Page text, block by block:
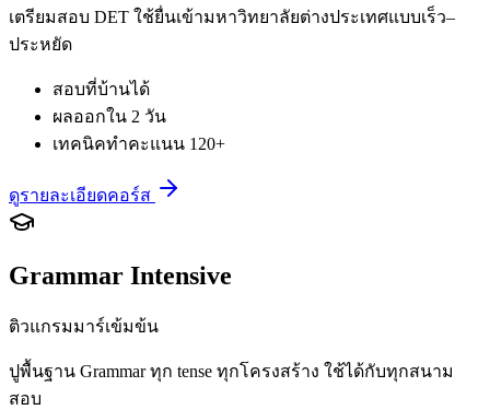
เตรียมสอบ DET ใช้ยื่นเข้ามหาวิทยาลัยต่างประเทศแบบเร็ว–
ประหยัด
สอบที่บ้านได้
ผลออกใน 2 วัน
เทคนิคทำคะแนน 120+
ดูรายละเอียดคอร์ส
Grammar Intensive
ติวแกรมมาร์เข้มข้น
ปูพื้นฐาน Grammar ทุก tense ทุกโครงสร้าง ใช้ได้กับทุกสนาม
สอบ